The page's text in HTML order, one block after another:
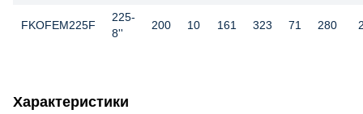
FKOFEM225F
225-
8''
200 10 161 323 71 280
Характеристики